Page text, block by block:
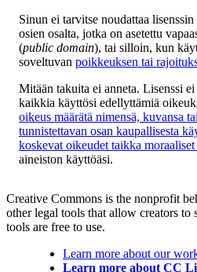
Sinun ei tarvitse noudattaa
osien osalta, jotka on asetettu
(public domain), tai silloin, kun
soveltuvan poikkeuksen tai
Mitään takuita ei anneta. Lisenssi
kaikkia käyttösi edellyttämiä
oikeus määrätä nimensä, kuvansa
tunnistettavan osan kaupallisesta
koskevat oikeudet taikka
aineiston käyttöäsi.
Creative Commons is the nonprofit
other legal tools that allow creators to
tools are free to use.
Learn more about our
Learn more about CC